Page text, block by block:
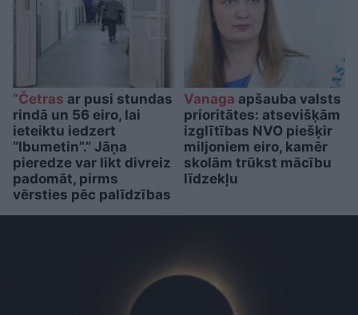
“Četras ar pusi stundas
rindā un 56 eiro, lai
ieteiktu iedzert
“Ibumetin”.” Jāņa
pieredze var likt divreiz
padomāt, pirms
vērsties pēc palīdzības
Vanaga apšauba valsts
prioritātes: atsevišķām
izglītības NVO piešķir
miljoniem eiro, kamēr
skolām trūkst mācību
līdzekļu